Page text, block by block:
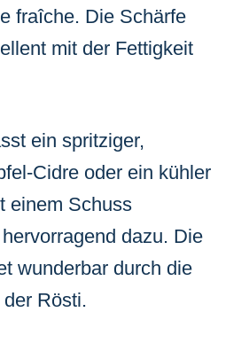
fraîche. Die Schärfe
mit der Fettigkeit
ein spritziger,
Cidre oder ein kühler
einem Schuss
dazu. Die
wunderbar durch die
Rösti.